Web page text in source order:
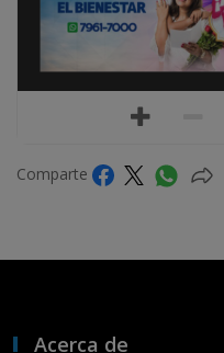
Comparte
Acerca de